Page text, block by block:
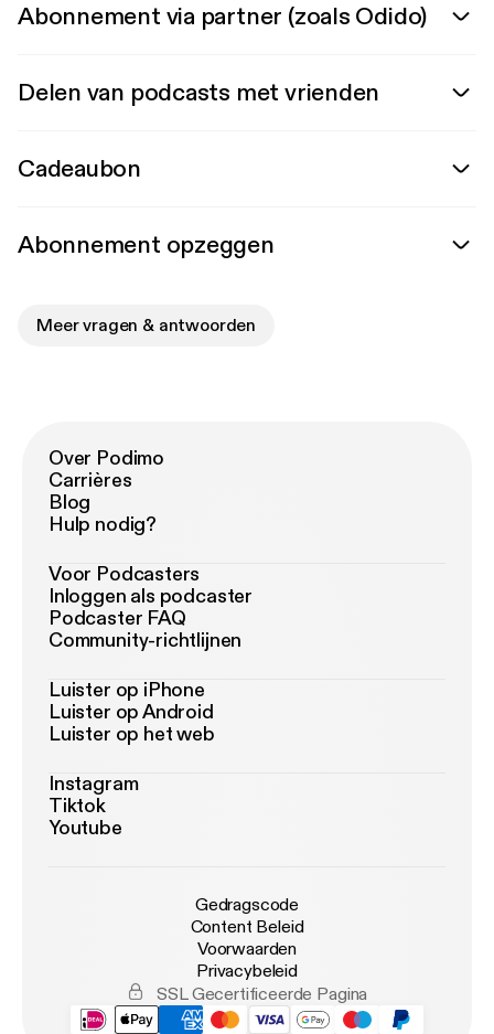
Abonnement via partner (zoals Odido)
Delen van podcasts met vrienden
Cadeaubon
Abonnement opzeggen
Meer vragen & antwoorden
Over Podimo
Carrières
Blog
Hulp nodig?
Voor Podcasters
Inloggen als podcaster
Podcaster FAQ
Community-richtlijnen
Luister op iPhone
Luister op Android
Luister op het web
Instagram
Tiktok
Youtube
Gedragscode
Content Beleid
Voorwaarden
Privacybeleid
SSL Gecertificeerde Pagina